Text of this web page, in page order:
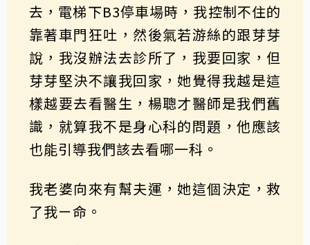
去，電梯下B3停車場時，我控制不住的
靠著車門狂吐，然後氣若游絲的跟芽芽
說，我沒辦法去診所了，我要回家，但
芽芽堅決不讓我回家，她覺得我越是這
樣越要去看醫生，楊聰才醫師是我們舊
識，就算我不是身心科的問題，他應該
也能引導我們該去看哪一科。
我老婆向來有幫夫運，她這個決定，救
了我ㄧ命。